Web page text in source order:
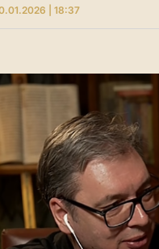
| 18:37